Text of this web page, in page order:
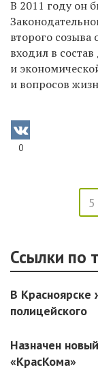
В 2011 году он
второго созыва
входил в
и
и вопросов
0
5
Ссылки по
В Красноярске
полицейского
Назначен
«КрасКома»